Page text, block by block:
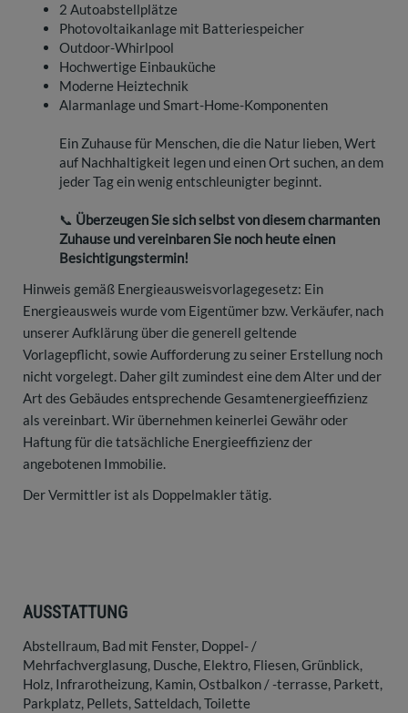
2 Autoabstellplätze
Photovoltaikanlage mit Batteriespeicher
Outdoor-Whirlpool
Hochwertige Einbauküche
Moderne Heiztechnik
Alarmanlage und Smart-Home-Komponenten
Ein Zuhause für Menschen, die die Natur lieben, Wert
auf Nachhaltigkeit legen und einen Ort suchen, an dem
jeder Tag ein wenig entschleunigter beginnt.
📞 Überzeugen Sie sich selbst von diesem charmanten
Zuhause und vereinbaren Sie noch heute einen
Besichtigungstermin!
Hinweis gemäß Energieausweisvorlagegesetz: Ein
Energieausweis wurde vom Eigentümer bzw. Verkäufer, nach
unserer Aufklärung über die generell geltende
Vorlagepflicht, sowie Aufforderung zu seiner Erstellung noch
nicht vorgelegt. Daher gilt zumindest eine dem Alter und der
Art des Gebäudes entsprechende Gesamtenergieeffizienz
als vereinbart. Wir übernehmen keinerlei Gewähr oder
Haftung für die tatsächliche Energieeffizienz der
angebotenen Immobilie.
Der Vermittler ist als Doppelmakler tätig.
AUSSTATTUNG
Abstellraum Bad mit Fenster Doppel- /
Mehrfachverglasung Dusche Elektro Fliesen Grünblick
Holz Infrarotheizung Kamin Ostbalkon / -terrasse Parkett
Parkplatz Pellets Satteldach Toilette